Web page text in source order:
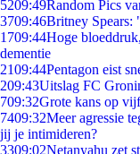
5209:49Random Pics
3709:46Britney Spears:
1709:44Hoge
dementie
2109:44Pentagon eist
209:43Uitslag FC
709:32Grote kans op
7409:32Meer agressie
jij je intimideren?
3309:02Netanyahu zet